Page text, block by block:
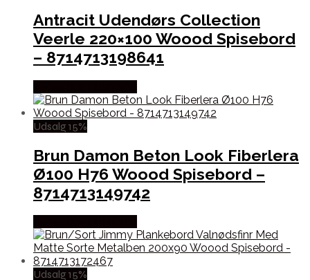
Antracit Udendørs Collection
Veerle 220×100 Woood Spisebord
– 8714713198641
Udsalg 15%
Brun Damon Beton Look Fiberlera
Ø100 H76 Woood Spisebord –
8714713149742
Udsalg 15%